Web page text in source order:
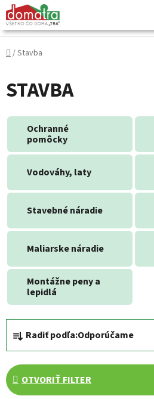
Prejsť
na
obsah
Domov
/Stavba
STAVBA
Ochranné
pomôcky
Vodováhy, laty
Stavebné náradie
Maliarske náradie
Montážne peny a
lepidlá
R
d
e
n
Radiť podľa:Odporúčame
OTVORIŤ FILTER